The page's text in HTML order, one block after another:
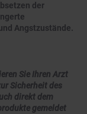
der
Angstzustände.
Sie Ihren Arzt
Sicherheit des
direkt dem
gemeldet